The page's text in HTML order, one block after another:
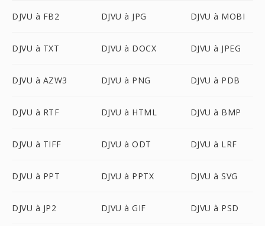
DJVU à FB2 DJVU à JPG DJVU à MOBI
DJVU à TXT DJVU à DOCX DJVU à JPEG
DJVU à AZW3 DJVU à PNG DJVU à PDB
DJVU à RTF DJVU à HTML DJVU à BMP
DJVU à TIFF DJVU à ODT DJVU à LRF
DJVU à PPT DJVU à PPTX DJVU à SVG
DJVU à JP2 DJVU à GIF DJVU à PSD